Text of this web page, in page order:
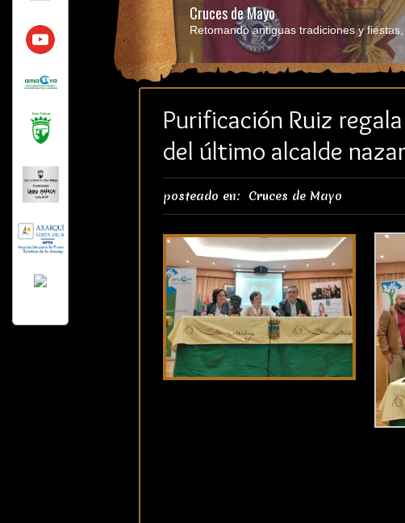
Cruces de Mayo
Retomando antiguas tradiciones y
Purificación Ruiz
del último alcalde
posteado en: Cruces de Mayo